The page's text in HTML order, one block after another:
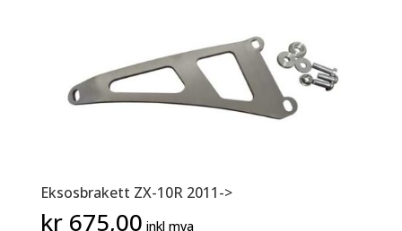
Eksosbrakett ZX-10R 2011->
kr675,00 inkl mva